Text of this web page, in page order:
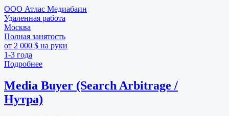
ООО Атлас Медиабаин
Удаленная работа
Москва
Полная занятость
от 2 000 $ на руки
1-3 года
Подробнее
Media Buyer (Search Arbitrage /
Нутра)